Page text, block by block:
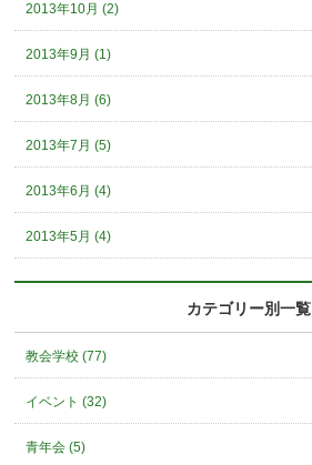
2013年10月 (2)
2013年9月 (1)
2013年8月 (6)
2013年7月 (5)
2013年6月 (4)
2013年5月 (4)
カテゴリー別一覧
教会学校 (77)
イベント (32)
青年会 (5)